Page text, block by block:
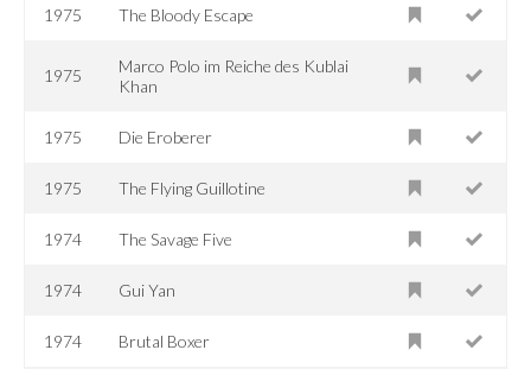
1975 The Bloody Escape
1975
Marco Polo im Reiche des Kublai
Khan
1975 Die Eroberer
1975 The Flying Guillotine
1974 The Savage Five
1974 Gui Yan
1974 Brutal Boxer